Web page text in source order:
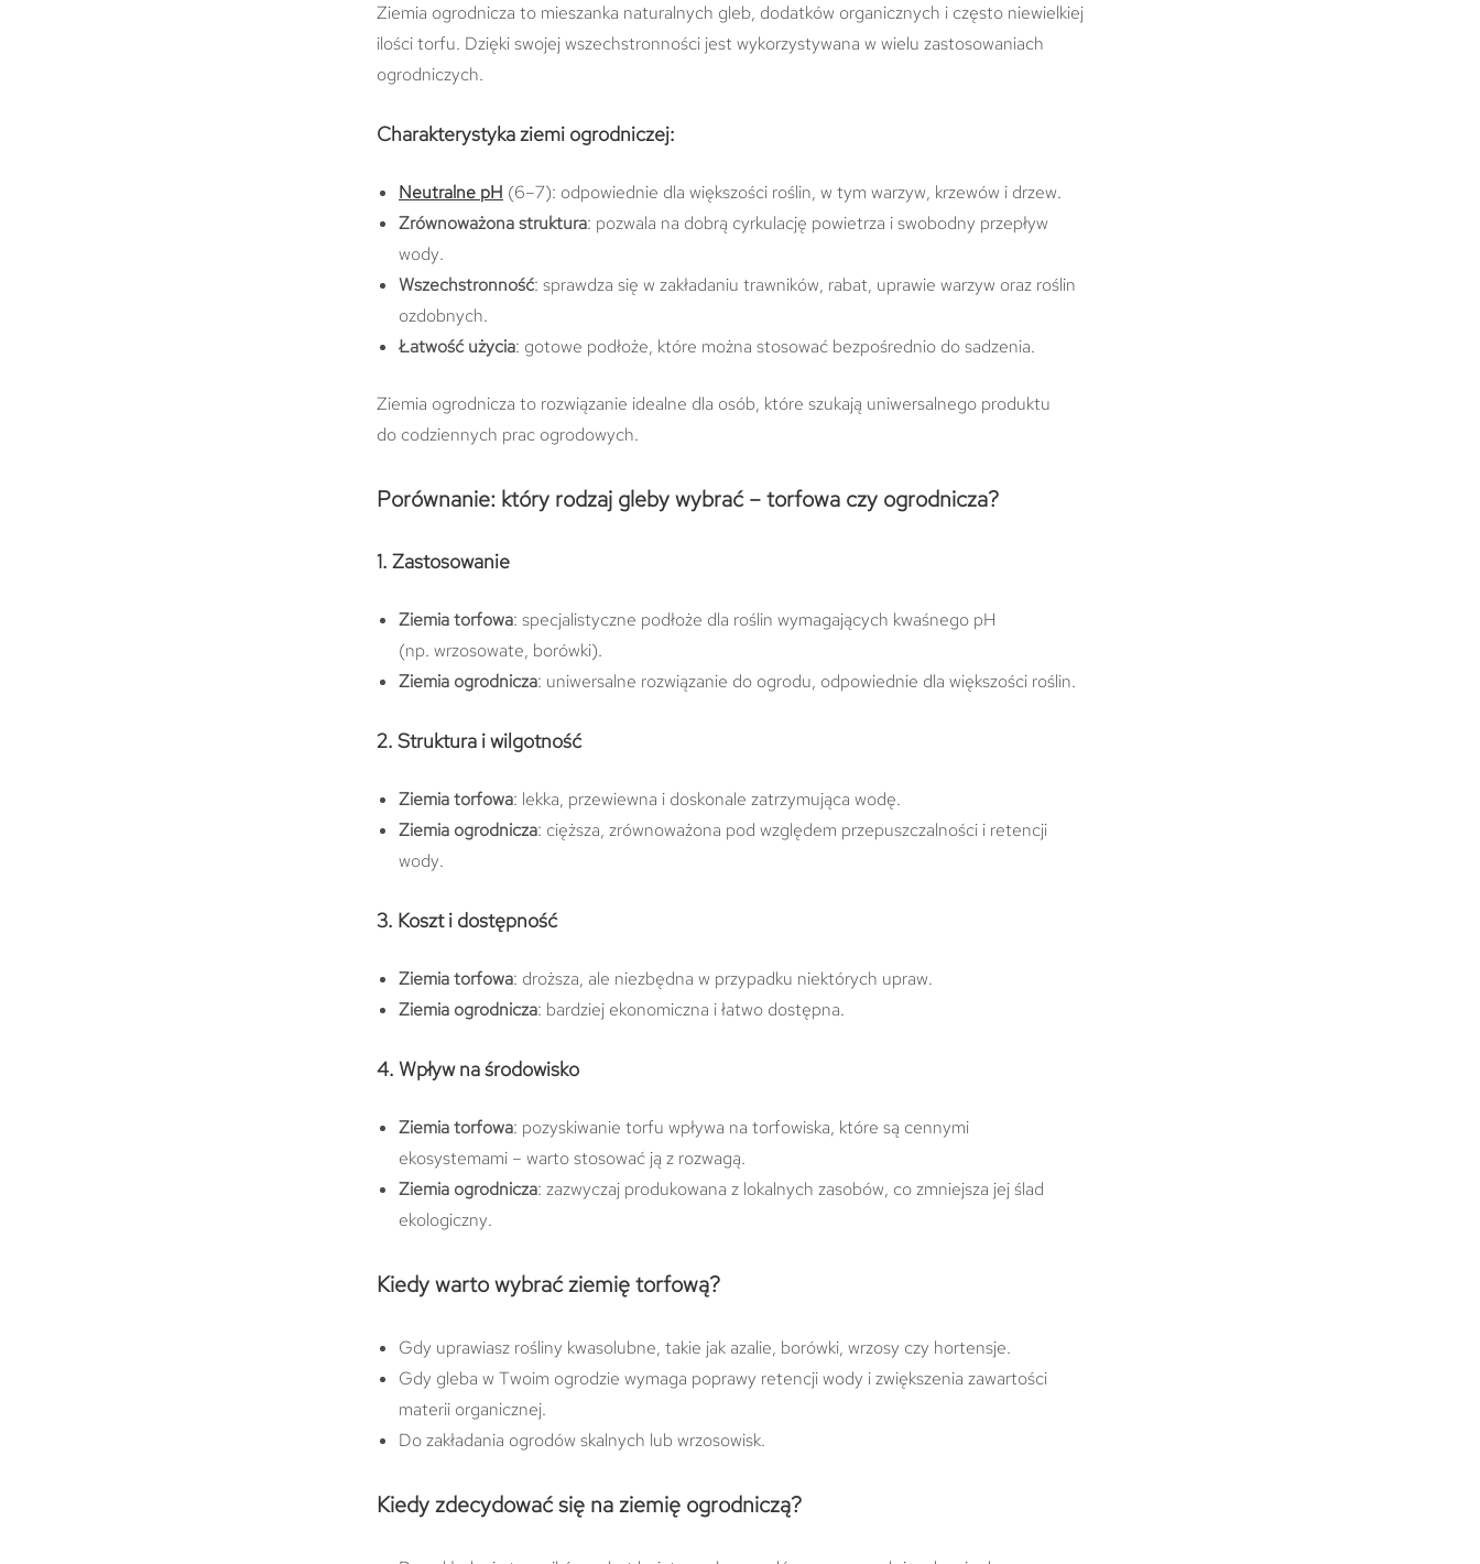
Ziemia ogrodnicza to mieszanka naturalnych gleb, dodatków organicznych i często niewielkiej
ilości torfu. Dzięki swojej wszechstronności jest wykorzystywana w wielu zastosowaniach
ogrodniczych.
Charakterystyka ziemi ogrodniczej:
Neutralne pH (6–7): odpowiednie dla większości roślin, w tym warzyw, krzewów i drzew.
Zrównoważona struktura: pozwala na dobrą cyrkulację powietrza i swobodny przepływ
wody.
Wszechstronność: sprawdza się w zakładaniu trawników, rabat, uprawie warzyw oraz roślin
ozdobnych.
Łatwość użycia: gotowe podłoże, które można stosować bezpośrednio do sadzenia.
Ziemia ogrodnicza to rozwiązanie idealne dla osób, które szukają uniwersalnego produktu
do codziennych prac ogrodowych.
Porównanie: który rodzaj gleby wybrać – torfowa czy ogrodnicza?
1. Zastosowanie
Ziemia torfowa: specjalistyczne podłoże dla roślin wymagających kwaśnego pH
(np. wrzosowate, borówki).
Ziemia ogrodnicza: uniwersalne rozwiązanie do ogrodu, odpowiednie dla większości roślin.
2. Struktura i wilgotność
Ziemia torfowa: lekka, przewiewna i doskonale zatrzymująca wodę.
Ziemia ogrodnicza: cięższa, zrównoważona pod względem przepuszczalności i retencji
wody.
3. Koszt i dostępność
Ziemia torfowa: droższa, ale niezbędna w przypadku niektórych upraw.
Ziemia ogrodnicza: bardziej ekonomiczna i łatwo dostępna.
4. Wpływ na środowisko
Ziemia torfowa: pozyskiwanie torfu wpływa na torfowiska, które są cennymi
ekosystemami – warto stosować ją z rozwagą.
Ziemia ogrodnicza: zazwyczaj produkowana z lokalnych zasobów, co zmniejsza jej ślad
ekologiczny.
Kiedy warto wybrać ziemię torfową?
Gdy uprawiasz rośliny kwasolubne, takie jak azalie, borówki, wrzosy czy hortensje.
Gdy gleba w Twoim ogrodzie wymaga poprawy retencji wody i zwiększenia zawartości
materii organicznej.
Do zakładania ogrodów skalnych lub wrzosowisk.
Kiedy zdecydować się na ziemię ogrodniczą?